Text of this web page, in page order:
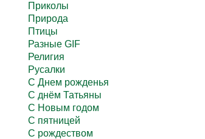
Приколы
Природа
Птицы
Разные GIF
Религия
Русалки
С Днем рожденья
С днём Татьяны
С Новым годом
С пятницей
С рождеством